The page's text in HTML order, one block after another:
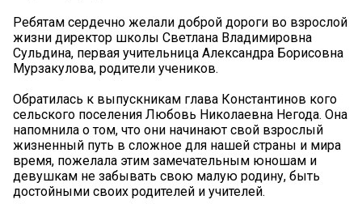
Ребятам сердечно желали доброй дороги во взрослой
жизни директор школы Светлана Владимировна
Сульдина, первая учительница Александра Борисовна
Мурзакулова, родители учеников.
Обратилась к выпускникам глава Константинов кого
сельского поселения Любовь Николаевна Негода. Она
напомнила о том, что они начинают свой взрослый
жизненный путь в сложное для нашей страны и мира
время, пожелала этим замечательным юношам и
девушкам не забывать свою малую родину, быть
достойными своих родителей и учителей.